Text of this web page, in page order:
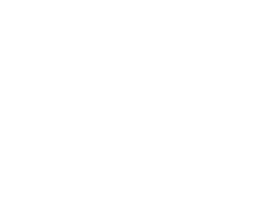
ります（7/17 am10：20追